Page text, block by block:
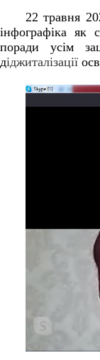
22 травня
інфографіка як
поради усім
діджиталізації